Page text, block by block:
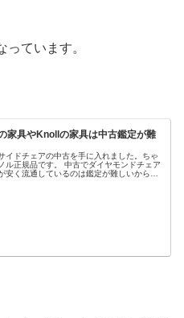
ています。
家具やKnollの家具は中古鑑定が難
イドチェアの中古を手に入れました。ちゃ
ル正規品です。 中古でダイヤモンドチェア
安く流通しているのは鑑定が難しいからで